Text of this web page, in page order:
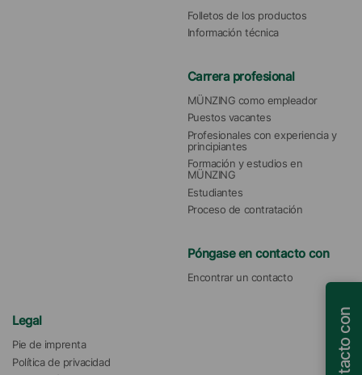
Folletos de los productos
Información técnica
Carrera profesional
MÜNZING como empleador
Puestos vacantes
Profesionales con experiencia y
principiantes
Formación y estudios en
MÜNZING
Estudiantes
Proceso de contratación
Póngase en contacto con
Encontrar un contacto
Legal
Pie de imprenta
Política de privacidad